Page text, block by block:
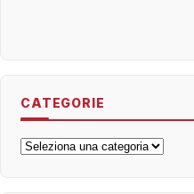
CATEGORIE
Categorie